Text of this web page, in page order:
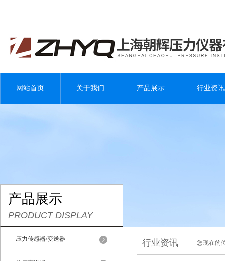
网站首页 关于我们 产品展示 行业资讯
产品展示
PRODUCT DISPLAY
压力传感器/变送器 行业资讯 您现在的